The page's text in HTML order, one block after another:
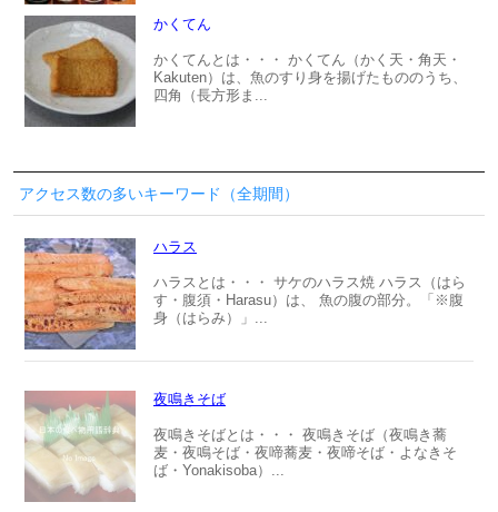
かくてん
かくてんとは・・・ かくてん（かく天・角天・
Kakuten）は、魚のすり身を揚げたもののうち、
四角（長方形ま...
アクセス数の多いキーワード（全期間）
ハラス
ハラスとは・・・ サケのハラス焼 ハラス（はら
す・腹須・Harasu）は、 魚の腹の部分。「※腹
身（はらみ）」...
夜鳴きそば
夜鳴きそばとは・・・ 夜鳴きそば（夜鳴き蕎
麦・夜鳴そば・夜啼蕎麦・夜啼そば・よなきそ
ば・Yonakisoba）...